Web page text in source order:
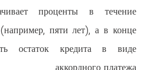
этого заёмщик
определённого периода
срока должен погасить